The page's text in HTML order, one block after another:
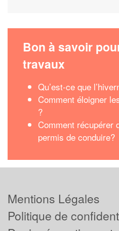
Bon à savoir
travaux
Qu’est-ce que
Comment éloigner
?
Comment récupérer
permis de conduire?
Mentions Légales
Politique de